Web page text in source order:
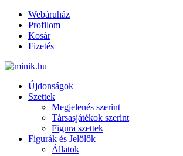
Webáruház
Profilom
Kosár
Fizetés
Újdonságok
Szettek
Megjelenés szerint
Társasjátékok szerint
Figura szettek
Figurák és Jelölők
Állatok